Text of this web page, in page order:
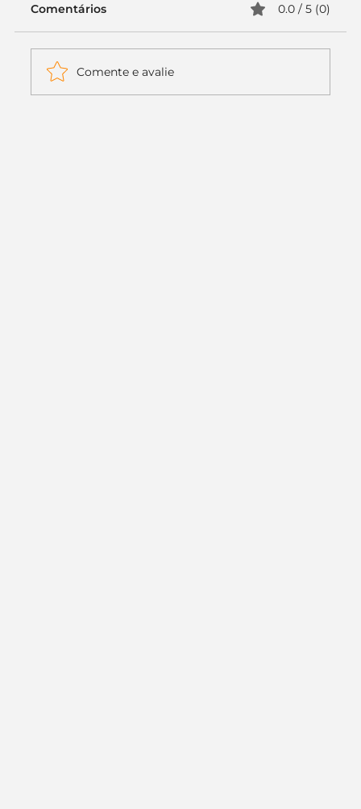
Comentários 0.0 / 5 (0)
Comente e avalie